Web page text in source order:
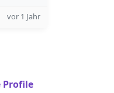
vor 1 Jahr
Profile